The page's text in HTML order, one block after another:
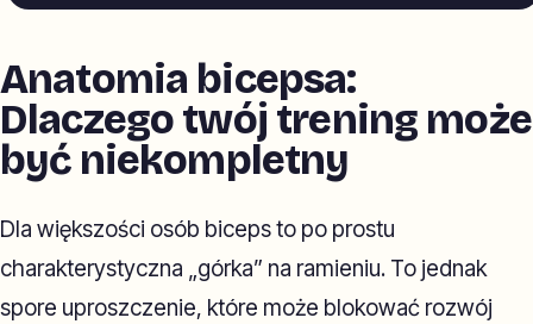
Anatomia bicepsa:
Dlaczego twój trening może
być niekompletny
Dla większości osób biceps to po prostu
charakterystyczna „górka” na ramieniu. To jednak
spore uproszczenie, które może blokować rozwój